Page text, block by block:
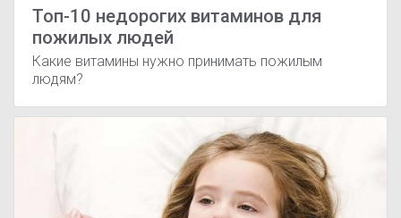
Топ-10 недорогих витаминов для
пожилых людей
Какие витамины нужно принимать пожилым
людям?